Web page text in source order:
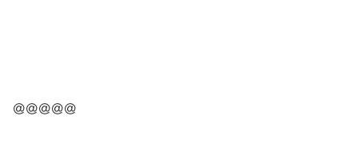
@@@@@